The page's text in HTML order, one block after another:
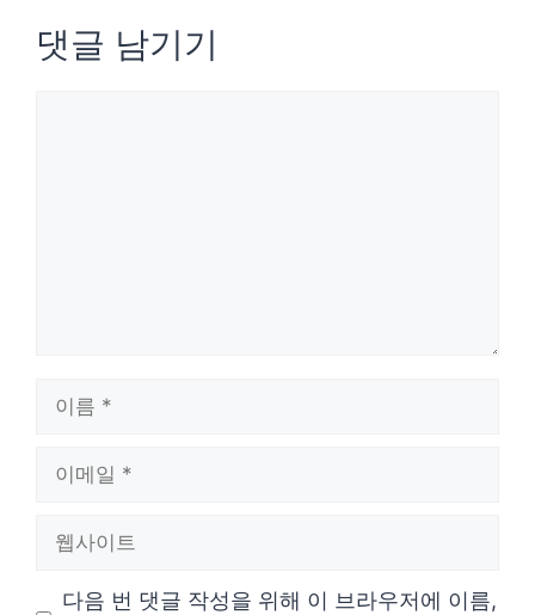
댓글 남기기
다음 번 댓글 작성을 위해 이 브라우저에 이름,